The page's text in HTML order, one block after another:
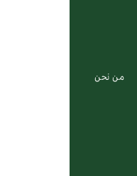
من نحن